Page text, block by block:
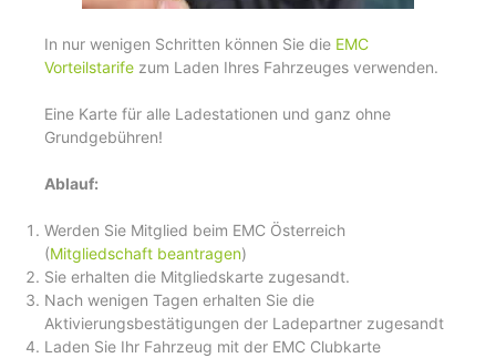
In nur wenigen Schritten können Sie die EMC
Vorteilstarife zum Laden Ihres Fahrzeuges verwenden.
Eine Karte für alle Ladestationen und ganz ohne
Grundgebühren!
Ablauf:
Werden Sie Mitglied beim EMC Österreich
(Mitgliedschaft beantragen)
Sie erhalten die Mitgliedskarte zugesandt.
Nach wenigen Tagen erhalten Sie die
Aktivierungsbestätigungen der Ladepartner zugesandt
Laden Sie Ihr Fahrzeug mit der EMC Clubkarte